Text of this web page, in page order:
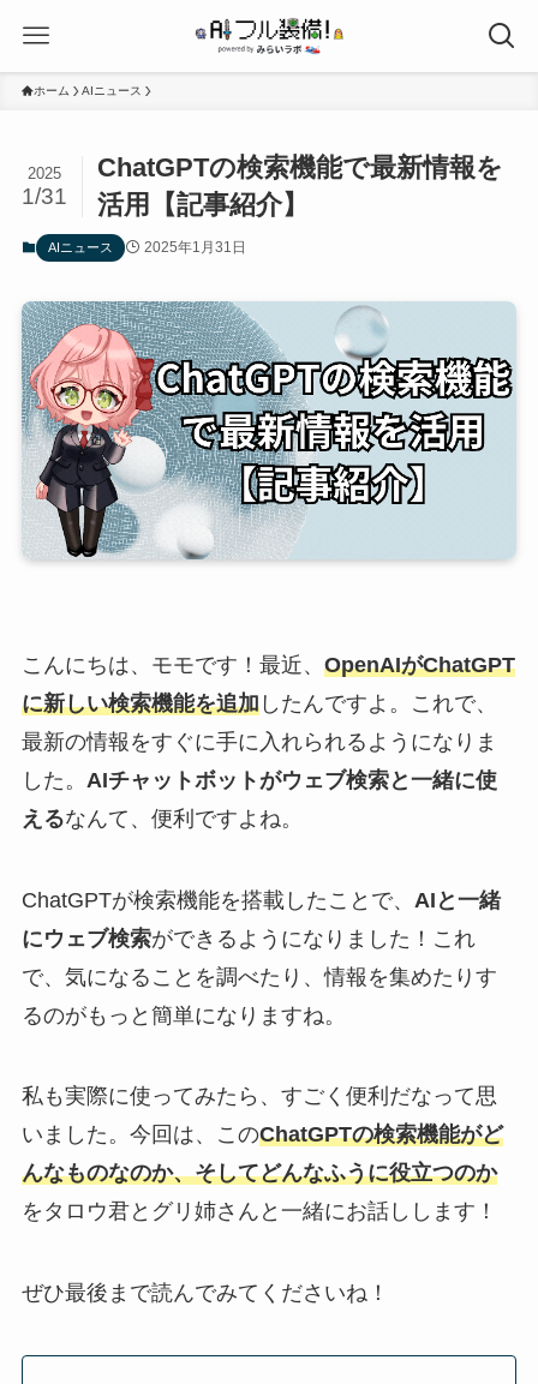
ホーム AIニュース
ChatGPTの検索機能で最新情報を
活用【記事紹介】
2025
1/31
AIニュース 2025年1月31日
こんにちは、モモです！最近、 OpenAIがChatGPT
に新しい検索機能を追加したんですよ。これで、
最新の情報をすぐに手に入れられるようになりま
した。 AIチャットボットがウェブ検索と一緒に使
えるなんて、便利ですよね。
ChatGPTが検索機能を搭載したことで、 AIと一緒
にウェブ検索ができるようになりました！これ
で、気になることを調べたり、情報を集めたりす
るのがもっと簡単になりますね。
私も実際に使ってみたら、すごく便利だなって思
いました。今回は、このChatGPTの検索機能がど
んなものなのか、そしてどんなふうに役立つのか
をタロウ君とグリ姉さんと一緒にお話しします！
ぜひ最後まで読んでみてくださいね！